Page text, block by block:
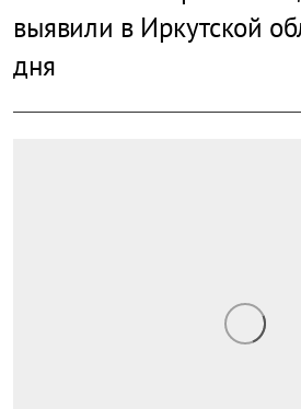
выявили в Иркутской
дня